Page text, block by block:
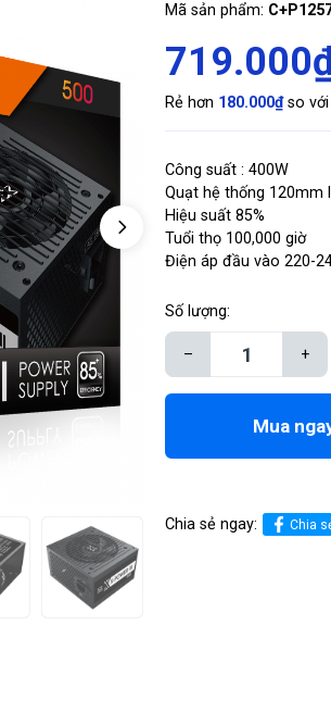
Mã sản phẩm:
Rẻ hơn 180.000₫so với
Công suất : 400W
Quạt hệ thống 120mm
Hiệu suất 85%
Tuổi thọ 100,000 giờ
Điện áp đầu vào 220-
Số lượng:
– +
Mua
Chia sẻ ngay: Chia